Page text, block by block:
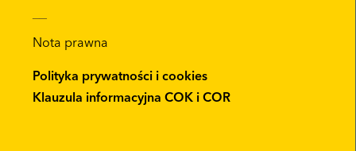
Nota prawna
Polityka prywatności i cookies
Klauzula informacyjna COK i COR